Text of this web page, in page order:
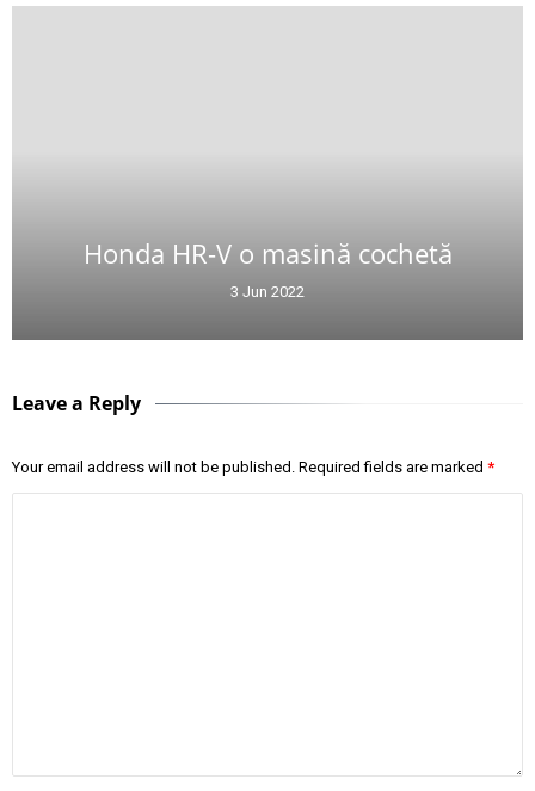
Honda HR-V o masină cochetă
3 Jun 2022
Leave a Reply
Your email address will not be published. Required fields are marked *